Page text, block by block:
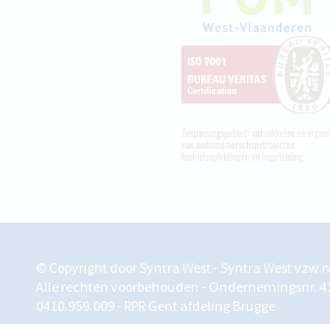
© Copyright door Syntra West - Syntra West vzw
Alle rechten voorbehouden - Ondernemingsnr.
0410.959.009 - RPR Gent afdeling Brugge